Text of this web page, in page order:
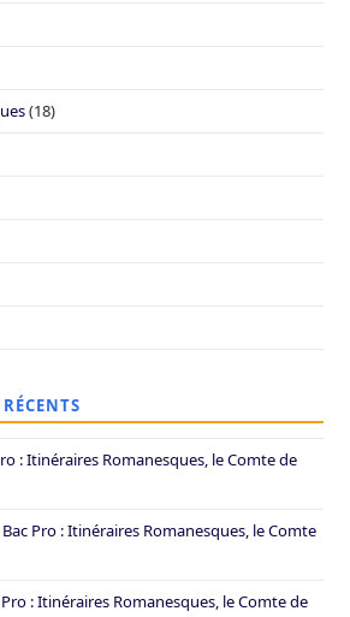
(18)
: Itinéraires Romanesques, le Comte de
Bac Pro : Itinéraires Romanesques, le Comte
Pro : Itinéraires Romanesques, le Comte de